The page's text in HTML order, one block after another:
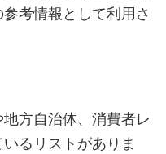
考情報として利用さ
方自治体、消費者レ
るリストがありま